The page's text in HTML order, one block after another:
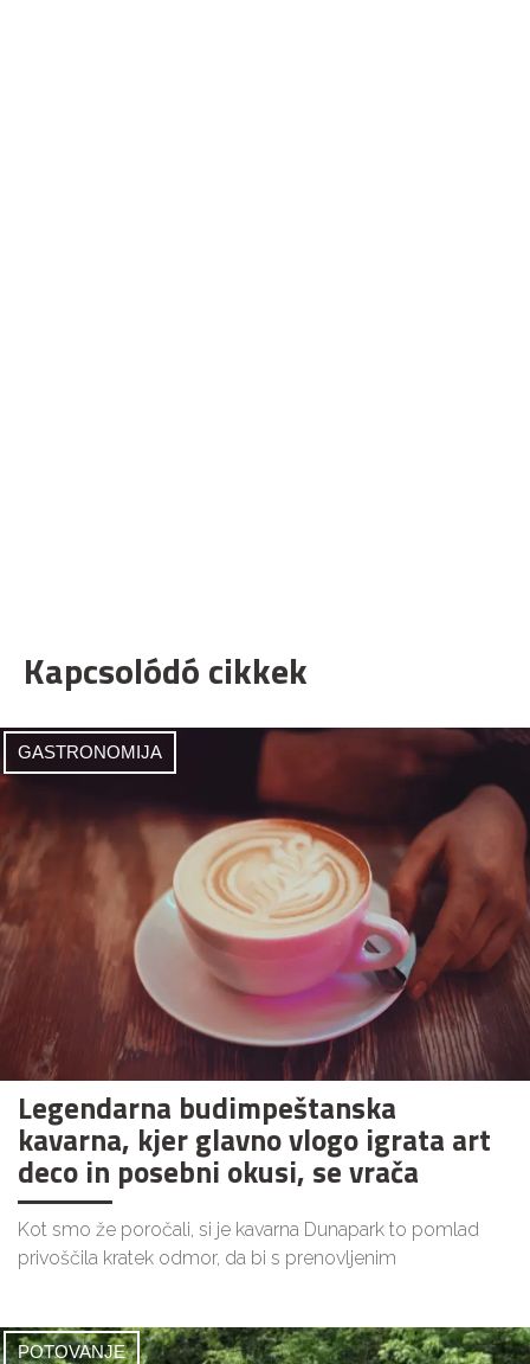
Kapcsolódó cikkek
GASTRONOMIJA
Legendarna budimpeštanska
kavarna, kjer glavno vlogo igrata art
deco in posebni okusi, se vrača
Kot smo že poročali, si je kavarna Dunapark to pomlad
privoščila kratek odmor, da bi s prenovljenim
POTOVANJE